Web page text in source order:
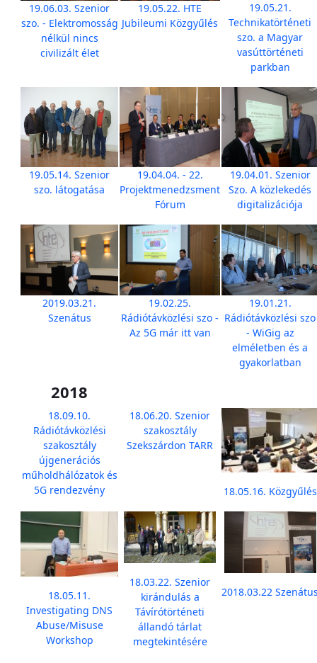
19.06.03. Szenior
szo. - Elektromosság
nélkül nincs
civilizált élet
19.05.22. HTE
Jubileumi Közgyűlés
19.05.21.
Technikatörténeti
szo. a Magyar
vasúttörténeti
parkban
19.05.14. Szenior
szo. látogatása
19.04.04. - 22.
Projektmenedzsment
Fórum
19.04.01. Szenior
Szo. A közlekedés
digitalizációja
2019.03.21.
Szenátus
19.02.25.
Rádiótávközlési szo -
Az 5G már itt van
19.01.21.
Rádiótávközlési szo
- WiGig az
elméletben és a
gyakorlatban
2018
18.09.10.
Rádiótávközlési
szakosztály
újgenerációs
műholdhálózatok és
5G rendezvény
18.06.20. Szenior
szakosztály
Szekszárdon TARR
18.05.16. Közgyűlés
18.05.11.
Investigating DNS
Abuse/Misuse
Workshop
18.03.22. Szenior
kirándulás a
Távírótörténeti
állandó tárlat
megtekintésére
2018.03.22